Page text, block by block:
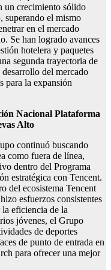
un crecimiento sólido
superando el mismo
en el mercado
Se han logrado avances
hotelera y paquetes
segunda trayectoria de
del mercado
para la expansión
Nacional Plataforma
Alto
continuó buscando
como fuera de línea,
dentro del Programa
estratégica con Tencent.
del ecosistema Tencent
esfuerzos consistentes
la eficiencia de la
jóvenes, el Grupo
de deportes
de punto de entrada en
para ofrecer una mejor